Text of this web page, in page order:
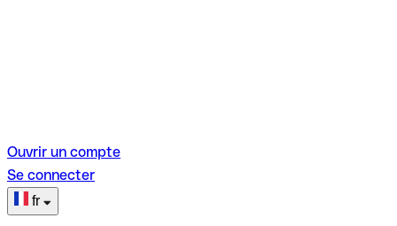
Ouvrir un compte
Se connecter
fr